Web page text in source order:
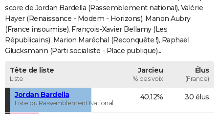
S'inscrire
Se connecter
Lycées
Collèges
Primaires
Universités
Entreprises
Service militaire
Avis de recherche
AVIS DE DÉCÈS
FORUM
score de Jordan Bardella (Rassemblement national), Valérie
Hayer (Renaissance - Modem - Horizons), Manon Aubry
(France insoumise), François-Xavier Bellamy (Les
Républicains), Marion Maréchal (Reconquête !), Raphaël
Glucksmann (Parti socialiste - Place publique)...
Tête de liste
Liste
Jarcieu
% des voix
Élus
(France)
Jordan Bardella
Liste du Rassemblement National
40,12% 30 élus